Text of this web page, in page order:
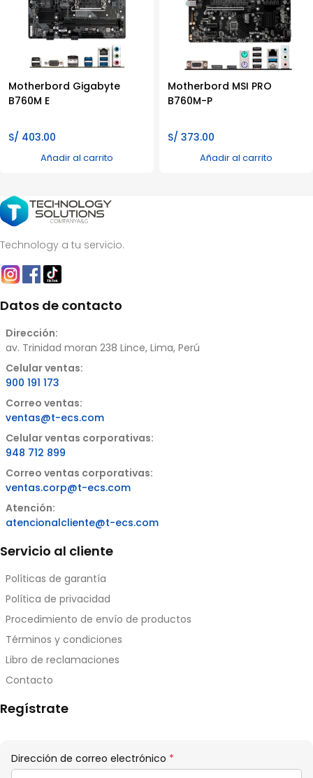
Motherbord Gigabyte
B760M E
S/ 403.00
Añadir al carrito
Motherbord MSI PRO
B760M-P
S/ 373.00
Añadir al carrito
Technology a tu servicio.
Datos de contacto
Dirección:
av. Trinidad moran 238 Lince, Lima, Perú
Celular ventas:
900 191 173
Correo ventas:
ventas@t-ecs.com
Celular ventas corporativas:
948 712 899
Correo ventas corporativas:
ventas.corp@t-ecs.com
Atención:
atencionalcliente@t-ecs.com
Servicio al cliente
Políticas de garantía
Política de privacidad
Procedimiento de envío de productos
Términos y condiciones
Libro de reclamaciones
Contacto
Regístrate
Dirección de correo electrónico *